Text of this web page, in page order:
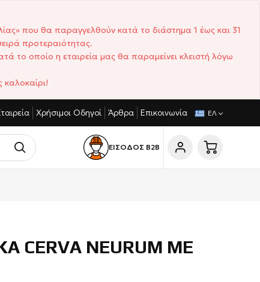
που θα παραγγελθούν κατά το διάστημα 1 έως και 31
προτεραιότητας.
το οποίο η εταιρεία μας θα παραμείνει κλειστή λόγω
ΤΙΜΈΣ ΣΎΝΤΟΜΟΙ ΧΡΌΝΟΙ ΠΑΡΆΔΟΣΗΣ
Χρήσιμοι Οδηγοί Άρθρα Επικοινωνία ΕΛ
ΕΙΣΟΔΟΣ Β2Β
NEURUM ΜΕ